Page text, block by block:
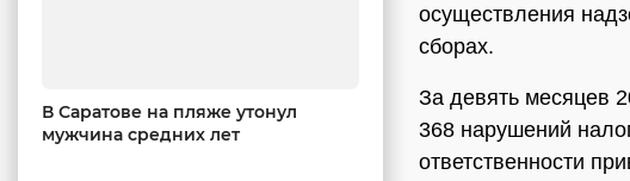
В Саратове на пляже утонул
мужчина средних лет
осуществления
сборах.
За девять месяцев
368 нарушений
ответственности